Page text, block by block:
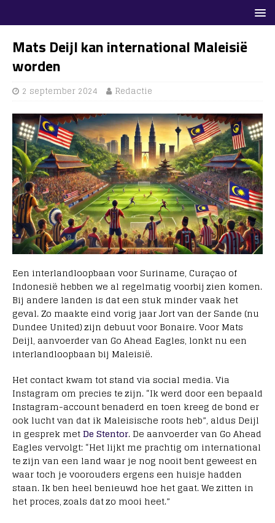
Mats Deijl kan international Maleisië
worden
2 september 2024 Redactie
Een interlandloopbaan voor Suriname, Curaçao of
Indonesië hebben we al regelmatig voorbij zien komen.
Bij andere landen is dat een stuk minder vaak het
geval. Zo maakte eind vorig jaar Jort van der Sande (nu
Dundee United) zijn debuut voor Bonaire. Voor Mats
Deijl, aanvoerder van Go Ahead Eagles, lonkt nu een
interlandloopbaan bij Maleisië.
Het contact kwam tot stand via social media. Via
Instagram om precies te zijn. “Ik werd door een bepaald
Instagram-account benaderd en toen kreeg de bond er
ook lucht van dat ik Maleisische roots heb”, aldus Deijl
in gesprek metDe Stentor. De aanvoerder van Go Ahead
Eagles vervolgt: “Het lijkt me prachtig om international
te zijn van een land waar je nog nooit bent geweest en
waar toch je voorouders ergens een huisje hadden
staan. Ik ben heel benieuwd hoe het gaat. We zitten in
het proces, zoals dat zo mooi heet.”